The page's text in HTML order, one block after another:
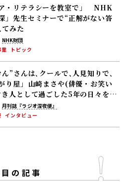
ア・リテラシーを教室で」 NHK
」先生セミナーで“正解がない答
みた
NHK財団
トピック
ん”さんは､クールで､人見知りで､
り屋」――山崎まさや(俳優・お笑い
人として過ごした5年の日々を語
月刊誌『ラジオ深夜便』
インタビュー
の記事